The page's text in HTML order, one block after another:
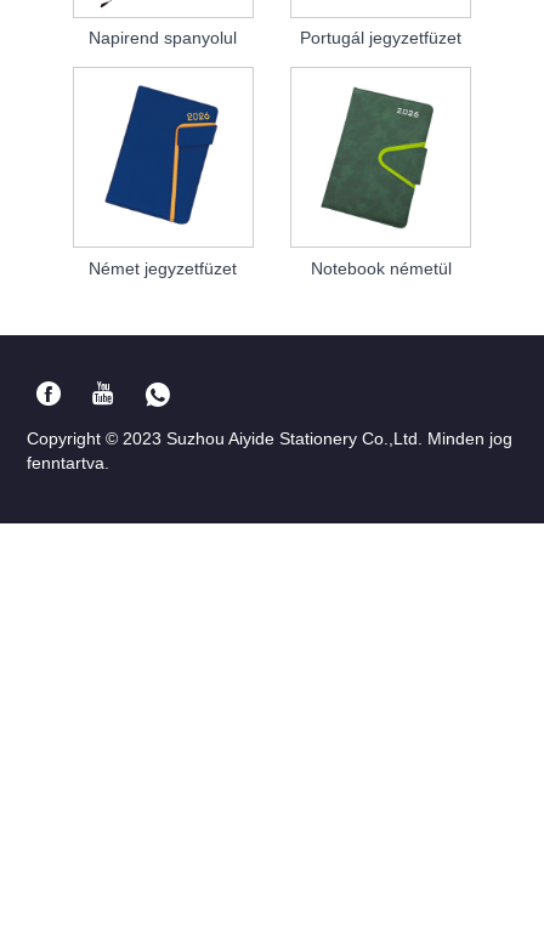
Napirend spanyolul Portugál jegyzetfüzet
Német jegyzetfüzet Notebook németül
Copyright © 2023 Suzhou Aiyide Stationery Co.,Ltd. Minden jog
fenntartva.